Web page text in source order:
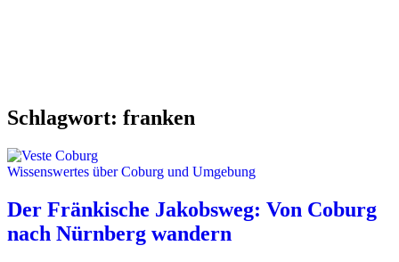
Schlagwort: franken
Wissenswertes über Coburg und Umgebung
Der Fränkische Jakobsweg: Von Coburg
nach Nürnberg wandern